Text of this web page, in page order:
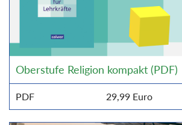
Oberstufe Religion kompakt (PDF)
PDF 29,99 Euro